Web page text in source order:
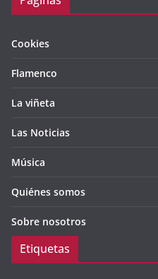
Cookies
Flamenco
La viñeta
Las Noticias
Música
Quiénes somos
Sobre nosotros
Etiquetas